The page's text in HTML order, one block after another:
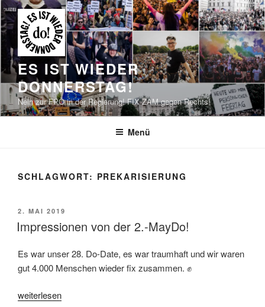
Zum
Inhalt
springen
ES IST WIEDER
DONNERSTAG!
Nein zur FPÖ in der Regierung! FIX ZAM gegen Rechts!
Menü
SCHLAGWORT: PREKARISIERUNG
VERÖFFENTLICHT
AM
2. MAI 2019
Impressionen von der 2.-MayDo!
Es war unser 28. Do-Date, es war traumhaft und wir waren
gut 4.000 Menschen wieder fix zusammen. ✊
„Impressionen
weiterlesen